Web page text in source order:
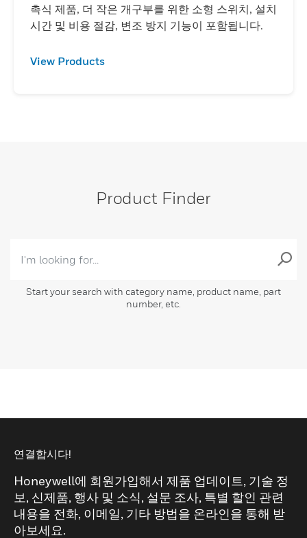
촉식 제품, 더 작은 개구부를 위한 소형 스위치, 설치
시간 및 비용 절감, 변조 방지 기능이 포함됩니다.
View Products
Product Finder
Start your search with category name, product name, part
number, etc.
연결합시다!
Honeywell에 회원가입해서 제품 업데이트, 기술 정
보, 신제품, 행사 및 소식, 설문 조사, 특별 할인 관련
내용을 전화, 이메일, 기타 방법을 온라인을 통해 받
아보세요.